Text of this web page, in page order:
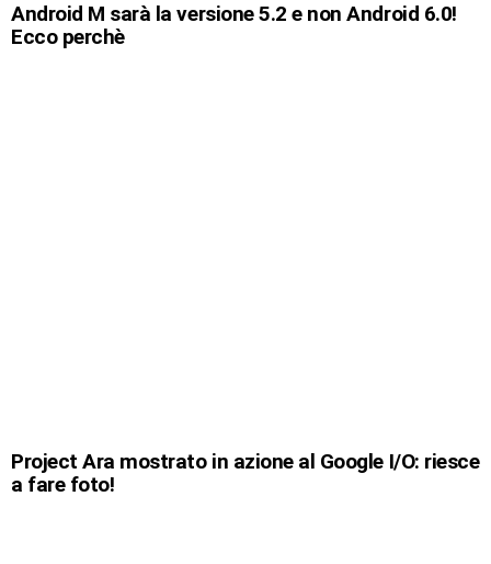
Android M sarà la versione 5.2 e non Android 6.0!
Ecco perchè
Project Ara mostrato in azione al Google I/O: riesce
a fare foto!